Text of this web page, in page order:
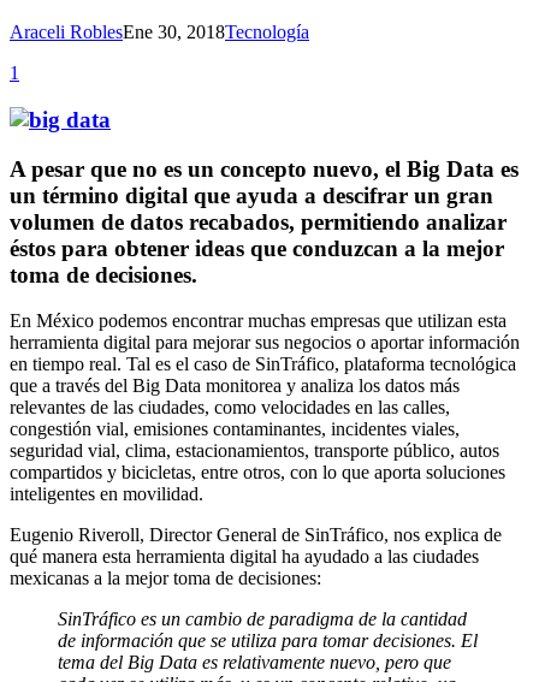
Araceli RoblesEne 30, 2018Tecnología
1
A pesar que no es un concepto nuevo, el Big Data es
un término digital que ayuda a descifrar un gran
volumen de datos recabados, permitiendo analizar
éstos para obtener ideas que conduzcan a la mejor
toma de decisiones.
En México podemos encontrar muchas empresas que utilizan esta
herramienta digital para mejorar sus negocios o aportar información
en tiempo real. Tal es el caso de SinTráfico, plataforma tecnológica
que a través del Big Data monitorea y analiza los datos más
relevantes de las ciudades, como velocidades en las calles,
congestión vial, emisiones contaminantes, incidentes viales,
seguridad vial, clima, estacionamientos, transporte público, autos
compartidos y bicicletas, entre otros, con lo que aporta soluciones
inteligentes en movilidad.
Eugenio Riveroll, Director General de SinTráfico, nos explica de
qué manera esta herramienta digital ha ayudado a las ciudades
mexicanas a la mejor toma de decisiones:
SinTráfico es un cambio de paradigma de la cantidad
de información que se utiliza para tomar decisiones. El
tema del Big Data es relativamente nuevo, pero que